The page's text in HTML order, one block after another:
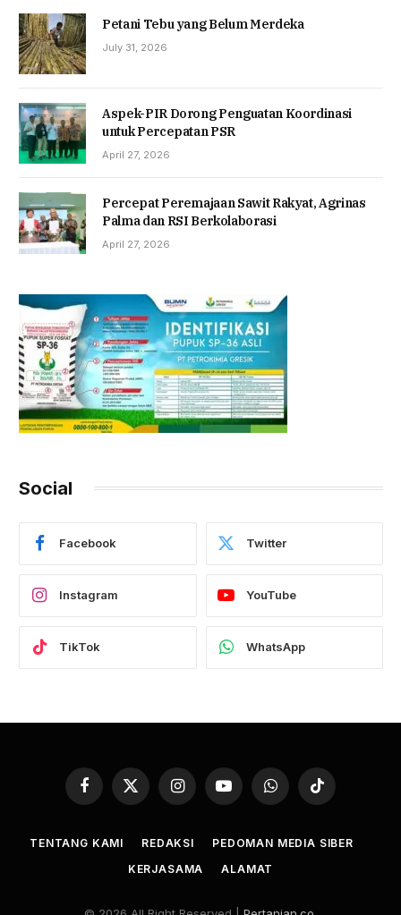
Petani Tebu yang Belum Merdeka
July 31, 2026
Aspek-PIR Dorong Penguatan Koordinasi
untuk Percepatan PSR
April 27, 2026
Percepat Peremajaan Sawit Rakyat, Agrinas
Palma dan RSI Berkolaborasi
April 27, 2026
Social
Facebook Twitter
Instagram YouTube
TikTok WhatsApp
Facebook
X
(Twitter)
InstagramYouTubeWhatsAppTikTok
TENTANG KAMI REDAKSI
PEDOMAN MEDIA SIBER
KERJASAMA
ALAMAT